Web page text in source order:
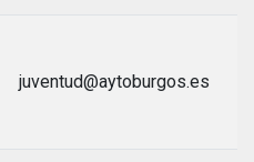
juventud@aytoburgos.es